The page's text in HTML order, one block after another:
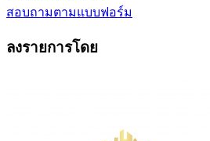
สอบถามตามแบบฟอร์ม
ลงรายการโดย